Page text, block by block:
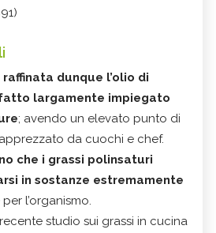
dunque l’olio di
largamente impiegato
; avendo un elevato punto di
da cuochi e chef.
che i grassi polinsaturi
in sostanze estremamente
l’organismo.
studio sui grassi in cucina